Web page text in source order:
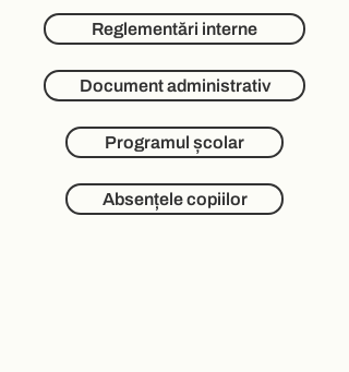
Reglementări interne
Document administrativ
Programul școlar
Absențele copiilor